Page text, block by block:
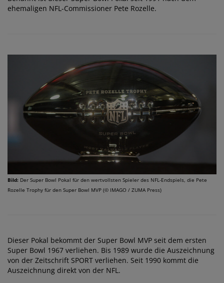
ehemaligen NFL-Commissioner Pete Rozelle.
Bild: Der Super Bowl Pokal für den wertvollsten Spieler des NFL-Endspiels, die Pete
Rozelle Trophy für den Super Bowl MVP (© IMAGO / ZUMA Press)
Dieser Pokal bekommt der Super Bowl MVP seit dem ersten
Super Bowl 1967 verliehen. Bis 1989 wurde die Auszeichnung
von der Zeitschrift SPORT verliehen. Seit 1990 kommt die
Auszeichnung direkt von der NFL.